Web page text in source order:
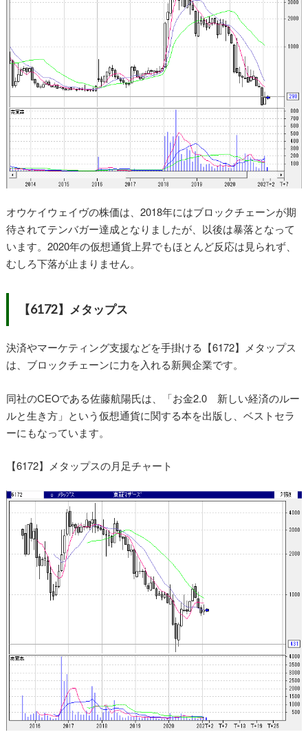
オウケイウェイヴの株価は、2018年にはブロックチェーンが期
待されてテンバガー達成となりましたが、以後は暴落となって
います。2020年の仮想通貨上昇でもほとんど反応は見られず、
むしろ下落が止まりません。
【6172】メタップス
決済やマーケティング支援などを手掛ける【6172】メタップス
は、ブロックチェーンに力を入れる新興企業です。
同社のCEOである佐藤航陽氏は、「お金2.0 新しい経済のルー
ルと生き方」という仮想通貨に関する本を出版し、ベストセラ
ーにもなっています。
【6172】メタップスの月足チャート